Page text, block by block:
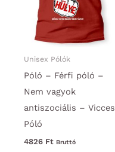
Unisex Pólók
Póló – Férfi póló –
Nem vagyok
antiszociális – Vicces
Póló
4826 Ft Bruttó